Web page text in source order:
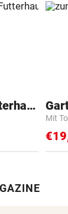
Esschert Design Futterhaus
Mit